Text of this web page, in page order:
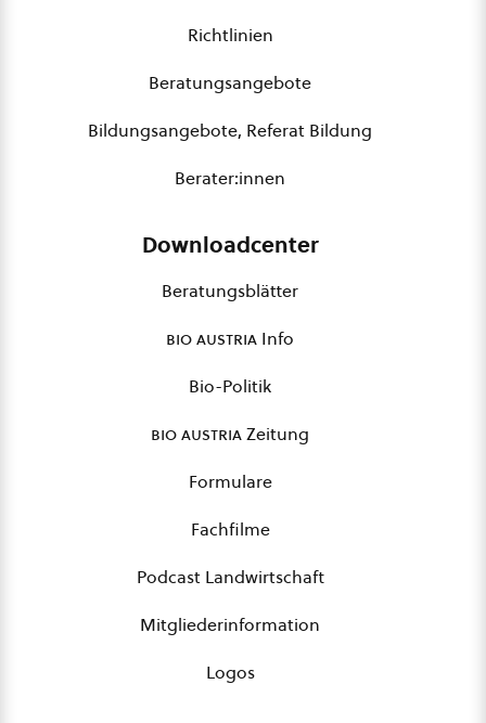
Richtlinien
Beratungsangebote
Bildungsangebote, Referat Bildung
Berater:innen
Downloadcenter
Beratungsblätter
bio austria Info
Bio-Politik
bio austriaZeitung
Formulare
Fachfilme
Podcast Landwirtschaft
Mitgliederinformation
Logos